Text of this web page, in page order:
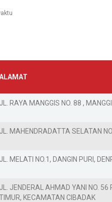
JL. RAYA MANGGIS NO. 88 ,
JL. MAHENDRADATTA SELATAN
JL. MELATI NO.1, DANGIN PURI,
JL. JENDERAL AHMAD YANI NO. 56
KECAMATAN CIBADAK